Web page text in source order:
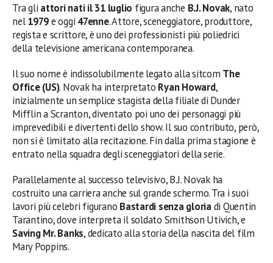
Tra gli attori nati il 31 luglio figura anche B.J. Novak, nato
nel1979e oggi 47enne. Attore, sceneggiatore, produttore,
regista e scrittore, è uno dei professionisti più poliedrici
della televisione americana contemporanea.
Il suo nome è indissolubilmente legato alla sitcom The
Office (US). Novak ha interpretato Ryan Howard,
inizialmente un semplice stagista della filiale di Dunder
Mifflin a Scranton, diventato poi uno dei personaggi più
imprevedibili e divertenti dello show. Il suo contributo, però,
non si è limitato alla recitazione. Fin dalla prima stagione è
entrato nella squadra degli sceneggiatori della serie.
Parallelamente al successo televisivo, B.J. Novak ha
costruito una carriera anche sul grande schermo. Tra i suoi
lavori più celebri figurano Bastardi senza gloriadi Quentin
Tarantino, dove interpreta il soldato Smithson Utivich, e
Saving Mr. Banks, dedicato alla storia della nascita del film
Mary Poppins.